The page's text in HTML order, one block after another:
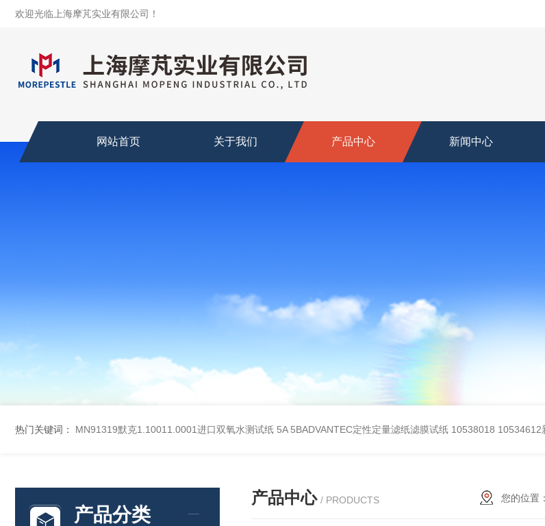
欢迎光临上海摩芃实业有限公司！
网站首页 关于我们 产品中心 新闻中心
热门关键词： MN91319默克1.10011.0001进口双氧水测试纸 5A 5BADVANTEC定性定量滤纸滤膜试纸 10538018 10534612
产品分类
产品中心 / PRODUCTS 您的位置：